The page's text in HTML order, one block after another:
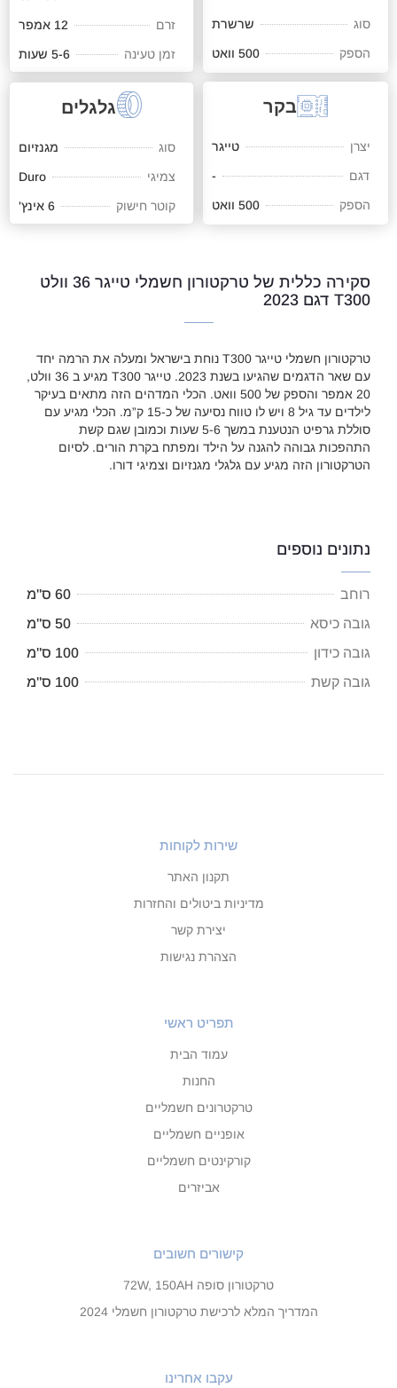
סוג שרשרת
הספק 500 וואט
זרם 12 אמפר
זמן טעינה 5-6 שעות
בקר
יצרן טייגר
דגם -
הספק 500 וואט
גלגלים
סוג מגנזיום
צמיגי Duro
קוטר חישוק 6 אינץ'
סקירה כללית של טרקטורון חשמלי טייגר 36 וולט
T300 דגם 2023
טרקטורון חשמלי טייגר T300 נוחת בישראל ומעלה את הרמה יחד
עם שאר הדגמים שהגיעו בשנת 2023. טייגר T300 מגיע ב 36 וולט,
20 אמפר והספק של 500 וואט. הכלי המדהים הזה מתאים בעיקר
לילדים עד גיל 8 ויש לו טווח נסיעה של כ-15 ק”מ. הכלי מגיע עם
סוללת גרפיט הנטענת במשך 5-6 שעות וכמובן שגם קשת
התהפכות גבוהה להגנה על הילד ומפתח בקרת הורים. לסיום
הטרקטורון הזה מגיע עם גלגלי מגנזיום וצמיגי דורו.
נתונים נוספים
רוחב
60 ס"מ
גובה כיסא
50 ס"מ
גובה כידון
100 ס"מ
גובה קשת
100 ס"מ
שירות לקוחות
תקנון האתר
מדיניות ביטולים והחזרות
יצירת קשר
הצהרת נגישות
תפריט ראשי
עמוד הבית
החנות
טרקטרונים חשמליים
אופניים חשמליים
קורקינטים חשמליים
אביזרים
קישורים חשובים
טרקטורון סופה 72W, 150AH
המדריך המלא לרכישת טרקטורון חשמלי 2024
עקבו אחרינו